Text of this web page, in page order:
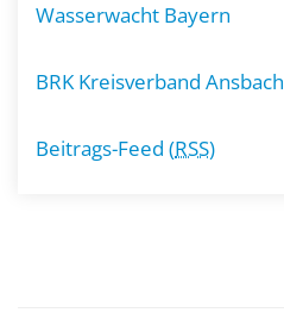
Wasserwacht Bayern
BRK Kreisverband Ansbach
Beitrags-Feed (RSS)